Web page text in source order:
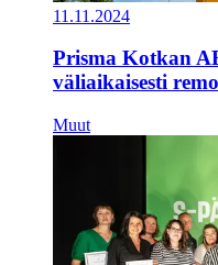
11.11.2024
Prisma Kotkan
väliaikaisesti
Muut